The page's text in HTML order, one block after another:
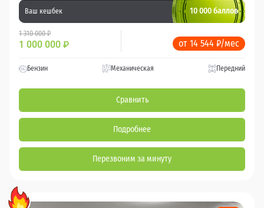
Ваш кешбек 10 000 баллов
1 310 000 ₽
1 000 000 ₽ от 14 544 ₽/мес
Бензин Механическая Передний
Сравнить
Подробнее
Перезвоним за минуту